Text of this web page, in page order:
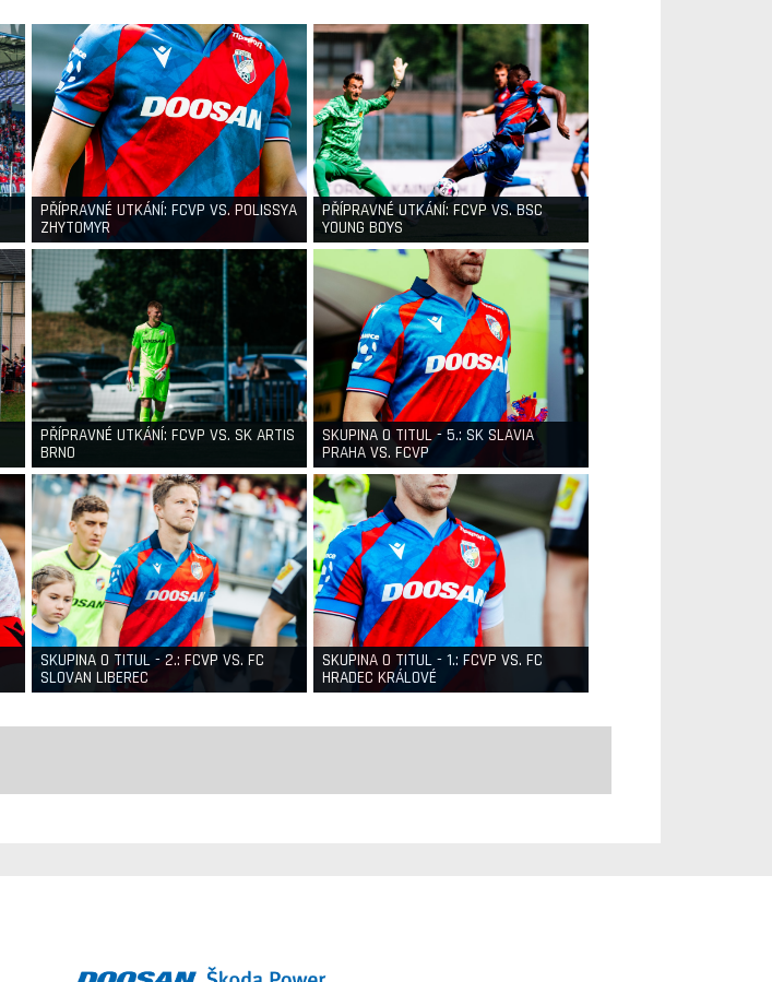
PŘÍPRAVNÉ UTKÁNÍ: FCVP VS. POLISSYA
ZHYTOMYR
PŘÍPRAVNÉ UTKÁNÍ: FCVP VS. BSC
YOUNG BOYS
PŘÍPRAVNÉ UTKÁNÍ: FCVP VS. SK ARTIS
BRNO
SKUPINA O TITUL - 5.: SK SLAVIA
PRAHA VS. FCVP
SKUPINA O TITUL - 2.: FCVP VS. FC
SLOVAN LIBEREC
SKUPINA O TITUL - 1.: FCVP VS. FC
HRADEC KRÁLOVÉ